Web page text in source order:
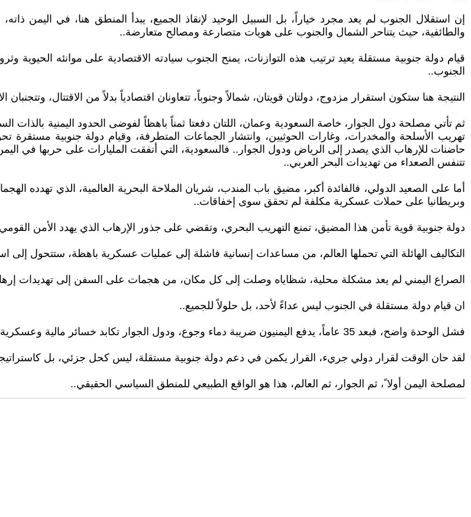
إن استقلال الجنوب لم يعد مجرد خياراً، بل السبيل الوحيد لإنقاذ الجميع، يبدأ المنطق هنا، في اليمن
والطائفية، حيث يتناحر الشمال والجنوب على هويات متصارعة ومصالح متعارضة..
قيام دولة جنوبية مستقلة يعيد ترتيب هذه التوازنات، يمنح الجنوب سيادته الاقتصادية على موانئه الحيوية
الجنوب..
النتيجة هنا ستكون استقرار مزدوج، دولتان قويتان، شمالاً وجنوباً، تتعاونان اقتصادياً بدلاً من الاقتتال،
ثم تأتي مصلحة دول الجوار، خاصة السعودية وعمان، اللتان دفعتا ثمناً باهظاً لفوضى الحدود اليمنية بالذات
تهريب الأسلحة والمخدرات، وغارات الحوثيين، وانتشار الجماعات المتطرفة، وقيام دولة جنوبية مستقرة
حاضنات للإرهاب الذي يصدر إلى الرياض ودول الجوار.. فالسعودية، التي أنفقت المليارات على حربها في
تتنفس الصعداء من تهديدات البحر العربي..
أما على الصعيد الدولي، فالفائدة أكبر، مضيق باب المندب، شريان الملاحة البحرية العالمية، الذي تهدده
وبريطانيا على حملات عسكرية مكلفة لم تحقق سوى إخفاقات..
دولة جنوبية قوية تأمن هذا المضيق، تمنع التهريب البحري، وتقضي على جذور الإرهاب الذي يهدد الأمن
التكاليف الهائلة التي تحملها العالم، من مساعدات إنسانية فاشلة إلى عمليات عسكرية باهظة، ستتحول إلى
الصراع اليمني لم يعد مشكلة محلية، شظاياه وصلت إلى كل مكان، من هجمات على السفن إلى تهديدات
ان قيام دولة مستقلة في الجنوب ليس عداءً لأحد، بل حلولاً للجميع..
فشل الوحدة واضح، فبعد 35 عاماً، يدفع اليمنيون ضريبة دماء وجوع، ودول الجوار تكابد خسائر مالية وعسكرية، والعالم يحصد اضطرابات بحرية واقتصادية..
لقد حان الوقت لقرار دولي جريء، القرار يكمن في دعم دولة جنوبية مستقلة، ليس كحل جزئي، بل
لمصلحة اليمن أولا ً، ثم الجوار، ثم العالم، هذا هو الواقع الطبيعي للمنطق السياسي الحقيقي..